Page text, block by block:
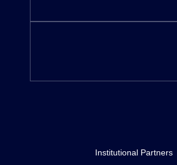
Institutional Partners